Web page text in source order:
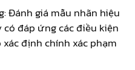
Đánh giá mẫu nhãn hiệu
đáp ứng các điều kiện
định chính xác phạm